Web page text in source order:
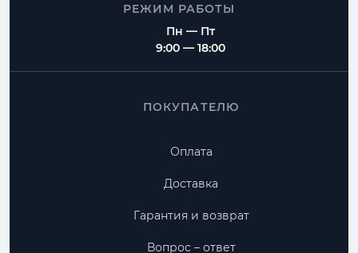
РЕЖИМ РАБОТЫ
Пн — Пт
9:00 — 18:00
ПОКУПАТЕЛЮ
Оплата
Доставка
Гарантия и возврат
Вопрос – ответ